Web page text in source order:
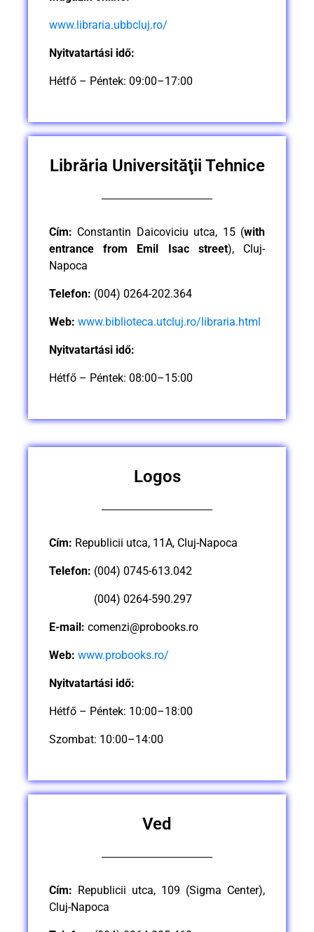
www.libraria.ubbcluj.ro/
Nyitvatartási idő:
Hétfő – Péntek: 09:00–17:00
Librăria Universităţii Tehnice
Cím: Constantin Daicoviciu utca, 15 (with
entrance from Emil Isac street), Cluj-
Napoca
Telefon: (004) 0264-202.364
Web: www.biblioteca.utcluj.ro/libraria.html
Nyitvatartási idő:
Hétfő – Péntek: 08:00–15:00
Logos
Cím: Republicii utca, 11A, Cluj-Napoca
Telefon: (004) 0745-613.042
(004) 0264-590.297
E-mail: comenzi@probooks.ro
Web: www.probooks.ro/
Nyitvatartási idő:
Hétfő – Péntek: 10:00–18:00
Szombat: 10:00–14:00
Ved
Cím: Republicii utca, 109 (Sigma Center),
Cluj-Napoca